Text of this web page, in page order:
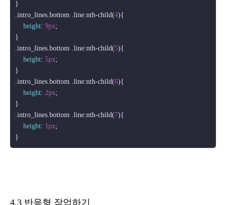
.intro_lines.bottom .line:nth-child(4){
height: 9px;
.intro_lines.bottom .line:nth-child(5){
height: 5px;
.intro_lines.bottom .line:nth-child(6){
height: 2px;
.intro_lines.bottom .line:nth-child(7){
height: 1px;
4.3 반응형 작업하기